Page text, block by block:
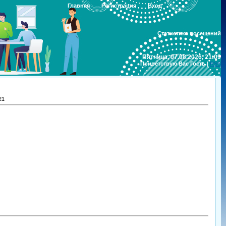
Статистика посещений
Пятница, 07.08.2026, 21:09
Приветствую Вас Гость|RSS
Главная Регистрация Вход